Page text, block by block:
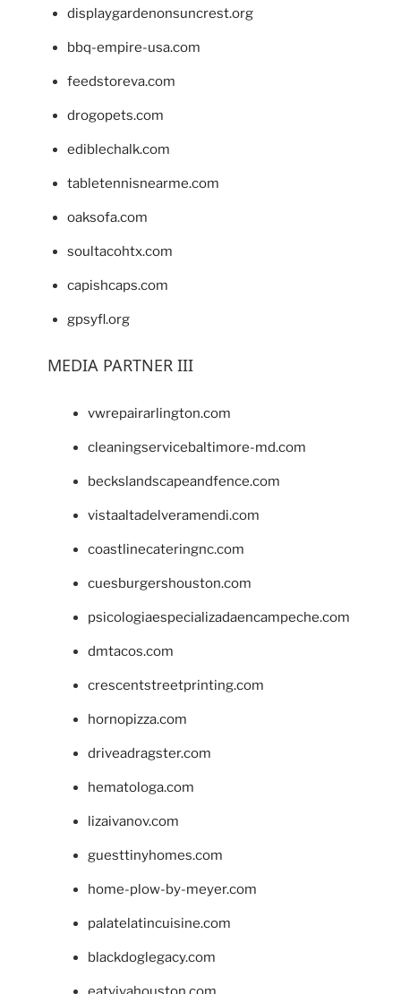
displaygardenonsuncrest.org
bbq-empire-usa.com
feedstoreva.com
drogopets.com
ediblechalk.com
tabletennisnearme.com
oaksofa.com
soultacohtx.com
capishcaps.com
gpsyfl.org
MEDIA PARTNER III
vwrepairarlington.com
cleaningservicebaltimore-md.com
beckslandscapeandfence.com
vistaaltadelveramendi.com
coastlinecateringnc.com
cuesburgershouston.com
psicologiaespecializadaencampeche.com
dmtacos.com
crescentstreetprinting.com
hornopizza.com
driveadragster.com
hematologa.com
lizaivanov.com
guesttinyhomes.com
home-plow-by-meyer.com
palatelatincuisine.com
blackdoglegacy.com